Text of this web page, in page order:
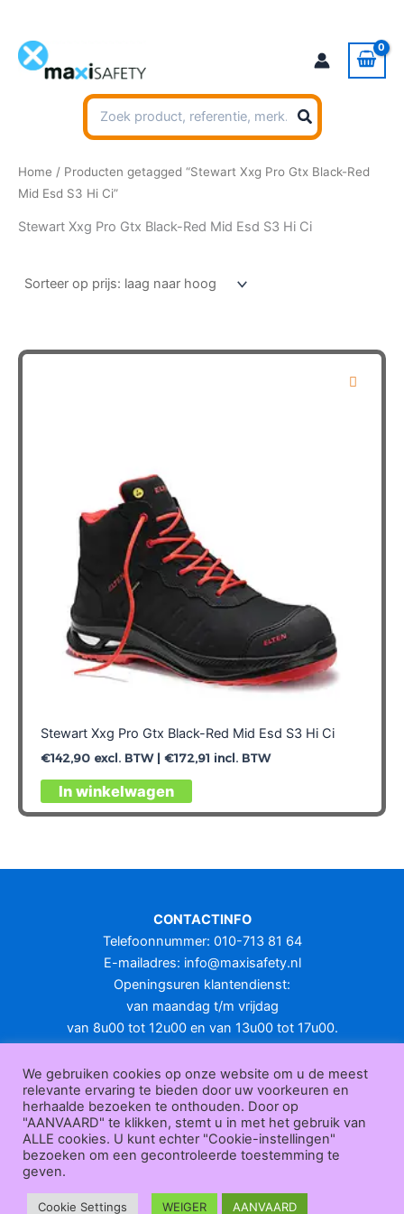
inhoud
Zoeken
naar:
Home / Producten getagged “Stewart Xxg Pro Gtx Black-Red
Mid Esd S3 Hi Ci”
Stewart Xxg Pro Gtx Black-Red Mid Esd S3 Hi Ci
Stewart Xxg Pro Gtx Black-Red Mid Esd S3 Hi Ci
€142,90excl. BTW | €172,91 incl. BTW
In winkelwagen
Dit
product
variaties.
optie
gekozen
worden
op
productpagina
CONTACTINFO
Telefoonnummer: 010-713 81 64
E-mailadres: info@maxisafety.nl
Openingsuren klantendienst:
van maandag t/m vrijdag
van 8u00 tot 12u00 en van 13u00 tot 17u00.
KLANTENSERVICE
Over
ons|Bedrijfsgegevens| F.A.Q.|Bestelprocedure | Betaling
ending | Retourneren|Herroepingsrecht|Herroepingsfunctie
ederverkoop|Bedrukken|Contact
Algemene voorwaarden
Maxisafety.nl © 2026
We gebruiken cookies op onze website om u de meest
relevante ervaring te bieden door uw voorkeuren en
herhaalde bezoeken te onthouden. Door op
"AANVAARD" te klikken, stemt u in met het gebruik van
ALLE cookies. U kunt echter "Cookie-instellingen"
bezoeken om een gecontroleerde toestemming te
geven.
Cookie Settings WEIGER AANVAARD